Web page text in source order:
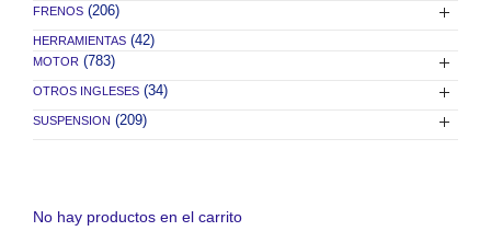
FRENOS (206)
HERRAMIENTAS (42)
MOTOR (783)
OTROS INGLESES (34)
SUSPENSION (209)
No hay productos en el carrito